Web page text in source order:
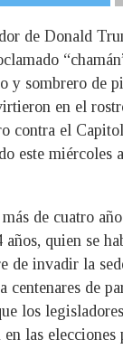
de Donald
y sombrero de
en el
contra el
este miércoles
de cuatro
años, quien se
de invadir la
centenares de
los
las elecciones